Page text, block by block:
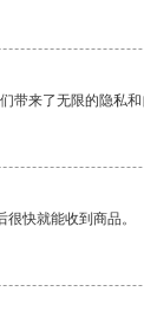
带来了无限的隐私和
快就能收到商品。